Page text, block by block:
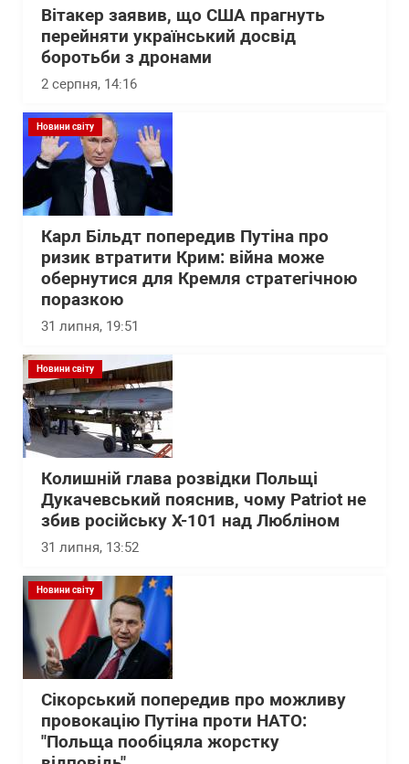
Вітакер заявив, що США прагнуть
перейняти український досвід
боротьби з дронами
2 серпня, 14:16
Новини світу
Карл Більдт попередив Путіна про
ризик втратити Крим: війна може
обернутися для Кремля стратегічною
поразкою
31 липня, 19:51
Новини світу
Колишній глава розвідки Польщі
Дукачевський пояснив, чому Patriot не
збив російську Х-101 над Любліном
31 липня, 13:52
Новини світу
Сікорський попередив про можливу
провокацію Путіна проти НАТО:
"Польща пообіцяла жорстку